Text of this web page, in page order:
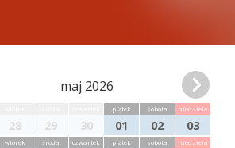
maj 2026
28 29 30
piątek
01
sobota
02
niedziela
03
wtorek środa czwartek piątek sobota niedziela